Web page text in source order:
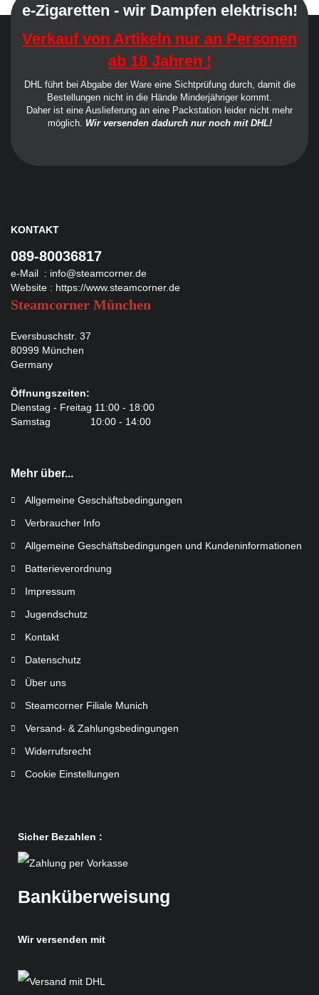
e-Zigaretten - wir Dampfen elektrisch!
Verkauf von Artikeln nur an Personen
ab 18 Jahren !
DHL führt bei Abgabe der Ware eine Sichtprüfung durch, damit die
Bestellungen nicht in die Hände Minderjähriger kommt.
Daher ist eine Auslieferung an eine Packstation leider nicht mehr
möglich. Wir versenden dadurch nur noch mit DHL!
KONTAKT
089-80036817
e-Mail : info@steamcorner.de
Website : https://www.steamcorner.de
Steamcorner München
Eversbuschstr. 37
80999 München
Germany
Öffnungszeiten:
Dienstag - Freitag 11:00 - 18:00
Samstag 10:00 - 14:00
Mehr über...
Allgemeine Geschäftsbedingungen
Verbraucher Info
Allgemeine Geschäftsbedingungen und Kundeninformationen
Batterieverordnung
Impressum
Jugendschutz
Kontakt
Datenschutz
Über uns
Steamcorner Filiale Munich
Versand- & Zahlungsbedingungen
Widerrufsrecht
Cookie Einstellungen
Sicher Bezahlen :
Banküberweisung
Wir versenden mit